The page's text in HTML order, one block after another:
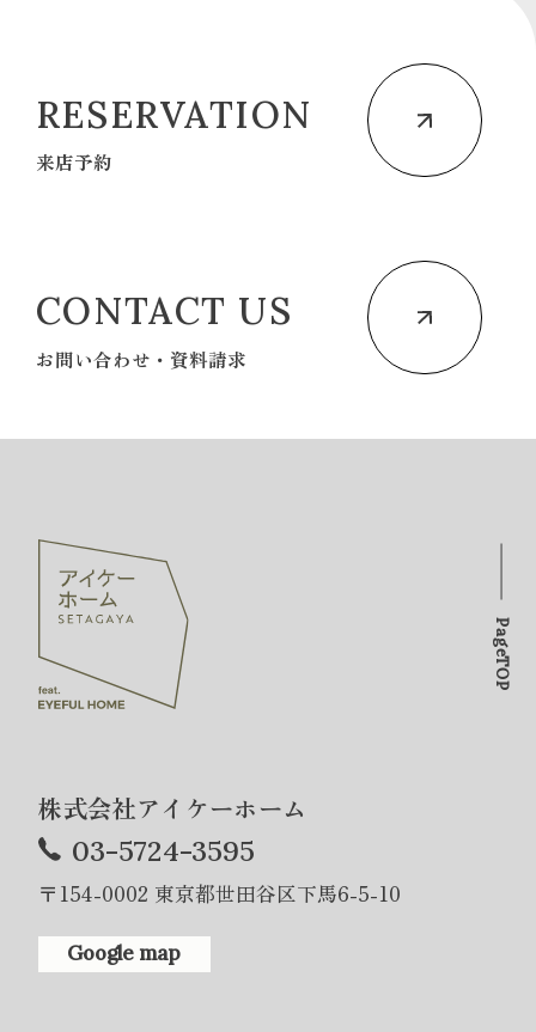
RESERVATION
来店予約
CONTACT US
お問い合わせ・資料請求
株式会社アイケーホーム
03-5724-3595
〒154-0002 東京都世田谷区下馬6-5-10
Google map
PageTOP